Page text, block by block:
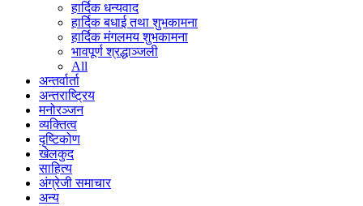
हार्दिक धन्यवाद
हार्दिक बधाई तथा शुभकामना
हार्दिक मंगलमय शुभकामना
भावपूर्ण श्रद्धाञ्जली
All
अन्तर्वार्ता
अन्तराष्ट्रिय
मनोरञ्जन
व्यक्तित्व
दृष्टिकोण
खेलकुद
साहित्य
अंग्रेजी समाचार
अन्य